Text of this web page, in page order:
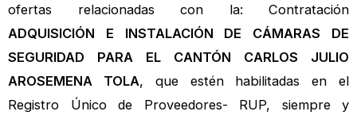
ofertas relacionadas con la: Contratación
ADQUISICIÓN E INSTALACIÓN DE CÁMARAS DE
SEGURIDAD PARA EL CANTÓN CARLOS JULIO
AROSEMENA TOLA, que estén habilitadas en el
Registro Único de Proveedores- RUP, siempre y